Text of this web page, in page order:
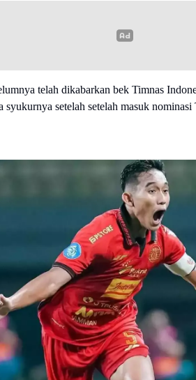
telah dikabarkan bek Timnas
syukurnya setelah setelah masuk